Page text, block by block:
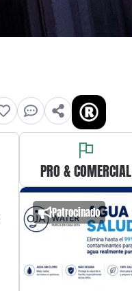
PRO & COMERCIAL
Patrocinado